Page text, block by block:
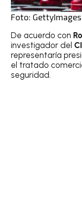
Foto: GettyImages
De acuerdo con
investigador del
representaría
el tratado
seguridad.